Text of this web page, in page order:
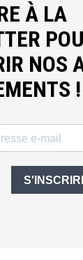
À LA
NOS
!